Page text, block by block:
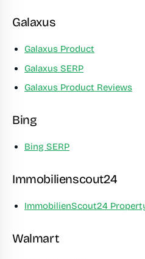
Galaxus
Galaxus Product
Galaxus SERP
Galaxus Product Reviews
Bing
Bing SERP
Immobilienscout24
ImmobilienScout24
Walmart